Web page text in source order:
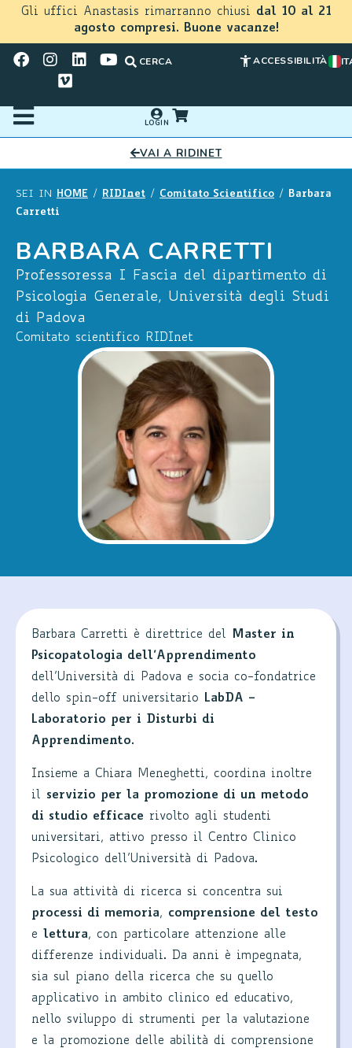
Gli uffici Anastasis rimarranno chiusi dal 10 al 21
agosto compresi. Buone vacanze!
CERCA ACCESSIBILITÀ
LOGIN
VAI A RIDINET
SEI IN HOME / RIDInet / Comitato Scientifico /
Barbara
Carretti
BARBARA CARRETTI
Professoressa I Fascia del dipartimento di
Psicologia Generale, Università degli Studi
di Padova
Comitato scientifico RIDInet
Barbara Carretti è direttrice del
Master in
Psicopatologia dell’Apprendimento
dell’Università di Padova e socia co-fondatrice
dello spin-off universitario LabDA –
Laboratorio per i Disturbi di
Apprendimento.
Insieme a Chiara Meneghetti, coordina inoltre
il servizio per la promozione di un metodo
di studio efficace rivolto agli studenti
universitari, attivo presso il Centro Clinico
Psicologico dell’Università di Padova.
La sua attività di ricerca si concentra sui
processi di memoria, comprensione del testo
e
lettura, con particolare attenzione alle
differenze individuali. Da anni è impegnata,
sia sul piano della ricerca che su quello
applicativo in ambito clinico ed educativo,
nello sviluppo di strumenti per la valutazione
e la promozione delle abilità di comprensione